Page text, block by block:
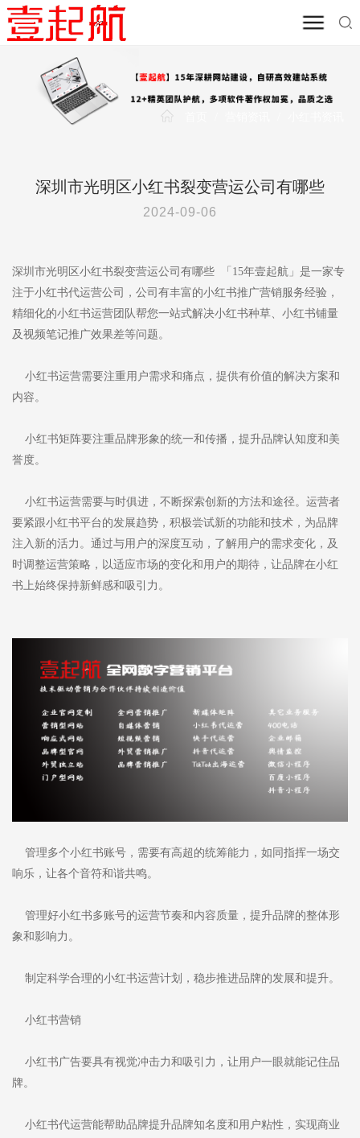
深圳市光明区小红书裂变营运公司有哪些
2024-09-06
深圳市光明区小红书裂变营运公司有哪些 「15年壹起航」是一家专
注于小红书代运营公司，公司有丰富的小红书推广营销服务经验，
精细化的小红书运营团队帮您一站式解决小红书种草、小红书铺量
及视频笔记推广效果差等问题。
小红书运营需要注重用户需求和痛点，提供有价值的解决方案和
内容。
小红书矩阵要注重品牌形象的统一和传播，提升品牌认知度和美
誉度。
小红书运营需要与时俱进，不断探索创新的方法和途径。运营者
要紧跟小红书平台的发展趋势，积极尝试新的功能和技术，为品牌
注入新的活力。通过与用户的深度互动，了解用户的需求变化，及
时调整运营策略，以适应市场的变化和用户的期待，让品牌在小红
书上始终保持新鲜感和吸引力。
管理多个小红书账号，需要有高超的统筹能力，如同指挥一场交
响乐，让各个音符和谐共鸣。
管理好小红书多账号的运营节奏和内容质量，提升品牌的整体形
象和影响力。
制定科学合理的小红书运营计划，稳步推进品牌的发展和提升。
小红书营销
小红书广告要具有视觉冲击力和吸引力，让用户一眼就能记住品
牌。
小红书代运营能帮助品牌提升品牌知名度和用户粘性，实现商业